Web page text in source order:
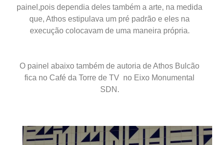
painel,pois dependia deles também a arte, na medida
que, Athos estipulava um pré padrão e eles na
execução colocavam de uma maneira própria.
O painel abaixo também de autoria de Athos Bulcão
fica no Café da Torre de TV no Eixo Monumental
SDN.